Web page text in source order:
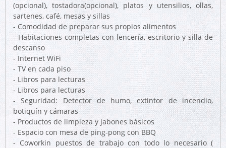
(opcional), tostadora(opcional), platos y utensilios, ollas,
sartenes, café, mesas y sillas
- Comodidad de preparar sus propios alimentos
- Habitaciones completas con lencería, escritorio y silla de
descanso
- Internet WiFi
- TV en cada piso
- Libros para lecturas
- Libros para lecturas
- Seguridad: Detector de humo, extintor de incendio,
botiquín y cámaras
- Productos de limpieza y jabones básicos
- Espacio con mesa de ping-pong con BBQ
- Coworkin puestos de trabajo con todo lo necesario (